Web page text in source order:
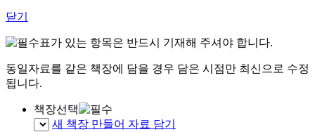
닫기
표가 있는 항목은 반드시 기재해 주셔야 합니다.
동일자료를 같은 책장에 담을 경우 담은 시점만 최신으로 수정
됩니다.
책장선택
새 책장 만들어 자료 담기